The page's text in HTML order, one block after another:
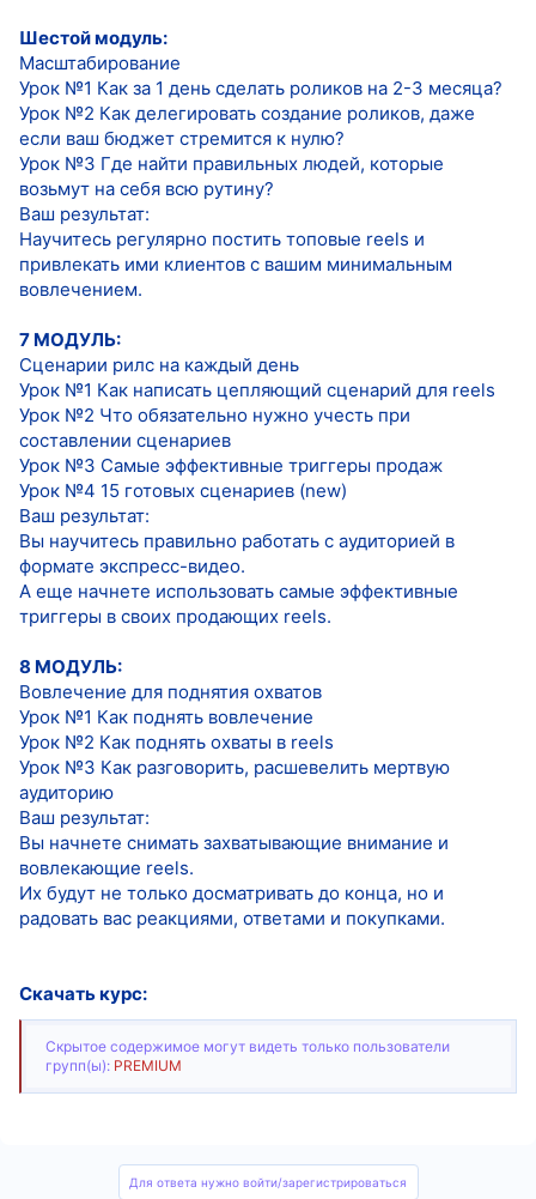
Шестой модуль:
Масштабирование
Урок №1 Как за 1 день сделать роликов на 2-3 месяца?
Урок №2 Как делегировать создание роликов, даже
если ваш бюджет стремится к нулю?
Урок №3 Где найти правильных людей, которые
возьмут на себя всю рутину?
Ваш результат:
Научитесь регулярно постить топовые reels и
привлекать ими клиентов с вашим минимальным
вовлечением.
7 МОДУЛЬ:
Сценарии рилс на каждый день
Урок №1 Как написать цепляющий сценарий для reels
Урок №2 Что обязательно нужно учесть при
составлении сценариев
Урок №3 Самые эффективные триггеры продаж
Урок №4 15 готовых сценариев (new)
Ваш результат:
Вы научитесь правильно работать с аудиторией в
формате экспресс-видео.
А еще начнете использовать самые эффективные
триггеры в своих продающих reels.
8 МОДУЛЬ:
Вовлечение для поднятия охватов
Урок №1 Как поднять вовлечение
Урок №2 Как поднять охваты в reels
Урок №3 Как разговорить, расшевелить мертвую
аудиторию
Ваш результат:
Вы начнете снимать захватывающие внимание и
вовлекающие reels.
Их будут не только досматривать до конца, но и
радовать вас реакциями, ответами и покупками.
Скачать курс:
Скрытое содержимое могут видеть только пользователи
групп(ы): PREMIUM
Для ответа нужно войти/зарегистрироваться